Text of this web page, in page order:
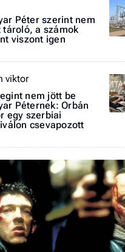
Péter szerint nem
tároló, a számok
viszont igen
viktor
nem jött be
Péternek: Orbán
egy szerbiai
csevapozott